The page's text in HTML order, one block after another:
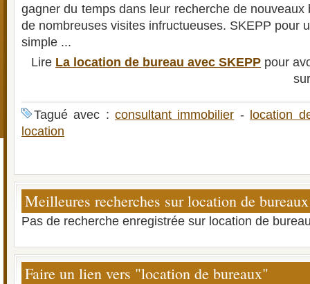
gagner du temps dans leur recherche de nouveaux
de nombreuses visites infructueuses. SKEPP pour
simple ...
Lire La location de bureau avec SKEPP pour
Tagué avec :consultant immobilier - location
location
Meilleures recherches sur location de bureaux
Pas de recherche enregistrée sur location de
Faire un lien vers "location de bureaux"